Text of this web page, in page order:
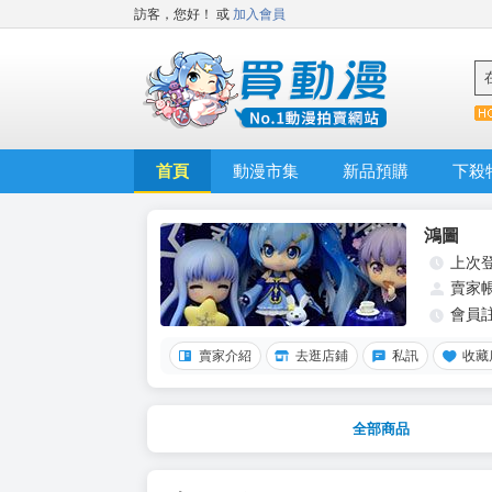
訪客，您好！ 或 加入會員
首頁 動漫市集 新品預購 下殺
鴻圖
上次
賣家
會員
賣家介紹 去逛店鋪 私訊 收藏
全部商品